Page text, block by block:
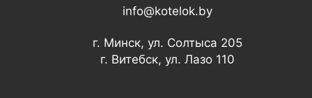
info@kotelok.by
г. Минск, ул. Солтыса 205
г. Витебск, ул. Лазо 110